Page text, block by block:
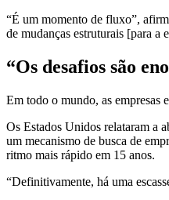
“É um momento de fluxo”,
de mudanças estruturais [para a
“Os desafios são
Em todo o mundo, as empresas
Os Estados Unidos relataram a
um mecanismo de busca de
ritmo mais rápido em 15 anos.
“Definitivamente, há uma